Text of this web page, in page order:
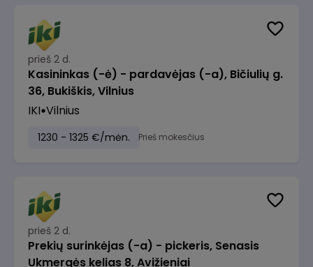
prieš 2 d.
Kasininkas (-ė) - pardavėjas (-a), Bičiulių g.
36, Bukiškis, Vilnius
IKI Vilnius
1230 - 1325 €/mėn. Prieš mokesčius
prieš 2 d.
Prekių surinkėjas (-a) - pickeris, Senasis
Ukmergės kelias 8, Avižieniai